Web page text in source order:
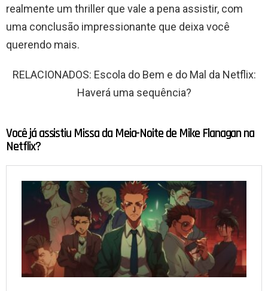
realmente um thriller que vale a pena assistir, com
uma conclusão impressionante que deixa você
querendo mais.
RELACIONADOS: Escola do Bem e do Mal da Netflix:
Haverá uma sequência?
Você já assistiu Missa da Meia-Noite de Mike Flanagan na
Netflix?